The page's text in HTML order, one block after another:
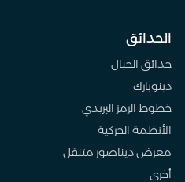
الحدائق
حدائق الحبال
دينوبارك
خطوط الرمز البريدي
الأنظمة الحركية
معرض ديناصور متنقل
أخرى